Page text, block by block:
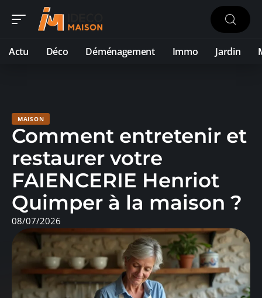
Actu Déco Déménagement Immo Jardin
MAISON
Comment entretenir et
restaurer votre
FAIENCERIE Henriot
Quimper à la maison ?
08/07/2026